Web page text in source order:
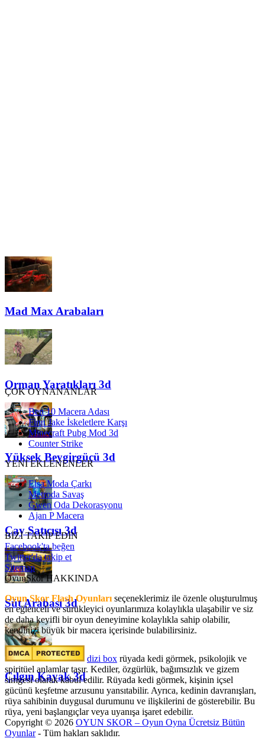
Mad Max Arabaları
Orman Yaratıkları 3d
Yüksek Beygirgücü 3d
Çay Satıcısı 3d
Süt Arabası 3d
Çılgın Kayak 3d
ÇOK OYNANANLAR
Ben 10 Macera Adası
Finn Jake İskeletlere Karşı
Minecraft Pubg Mod 3d
Counter Strike
YENİ EKLENENLER
Elsa Moda Çarkı
Metroda Savaş
Gwen Oda Dekorasyonu
Ajan P Macera
BİZİ TAKİP EDİN
Facebook'ta beğen
Twitter'da takip et
Sitemap
OyunSkor HAKKINDA
Oyun Skor Flash Oyunları seçeneklerimiz ile özenle oluşturulmuş
en eğlenceli ve sürükleyici oyunlarımıza kolaylıkla ulaşabilir ve siz
de daha keyifli bir oyun deneyimine kolaylıkla sahip olabilir,
kendinizi büyük bir macera içerisinde bulabilirsiniz.
dizi box rüyada kedi görmek​, psikolojik ve
spiritüel anlamlar taşır. Kediler, özgürlük, bağımsızlık ve gizem
simgesi olarak kabul edilir. Rüyada kedi görmek, kişinin içsel
gücünü keşfetme arzusunu yansıtabilir. Ayrıca, kedinin davranışları,
rüya sahibinin duygusal durumunu ve ilişkilerini de gösterebilir. Bu
rüya, yeni başlangıçlar veya uyanışa işaret edebilir.
Copyright © 2026 OYUN SKOR – Oyun Oyna Ücretsiz Bütün
Oyunlar- Tüm hakları saklıdır.